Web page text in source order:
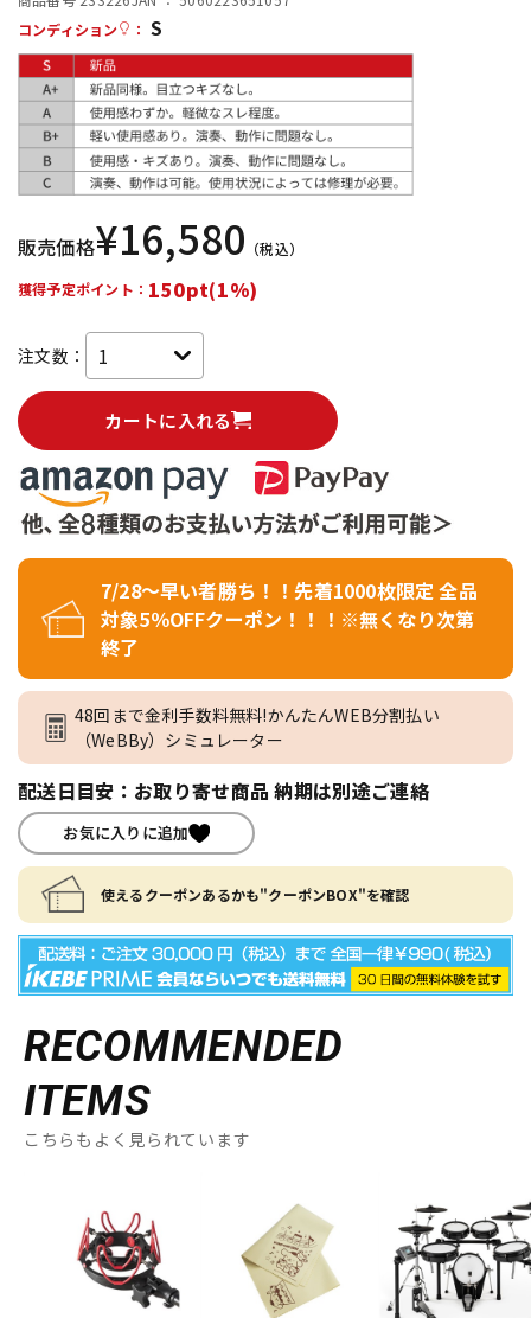
配信/ライブ機器
中古
コンディション
： S
販売価格¥16,580 （税込）
獲得予定ポイント： 150pt(1%)
注文数：
カートに入れる
7/28～早い者勝ち！！先着1000枚限定 全品
対象5％OFFクーポン！！！※無くなり次第
終了
48回まで金利手数料無料!かんたんWEB分割払い
（WeBBy）シミュレーター
配送日目安：お取り寄せ商品 納期は別途ご連絡
お気に入りに追加
使えるクーポンあるかも"クーポンBOX"を確認
RECOMMENDED
ITEMS
こちらもよく見られています